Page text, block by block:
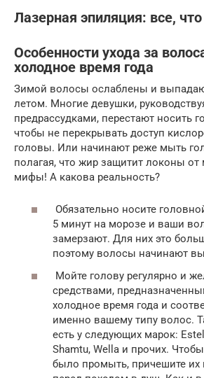
Лазерная эпиляция: все,
Особенности ухода за
холодное время года
Зимой волосы ослаблены и
летом. Многие девушки,
предрассудками, перестают носить
чтобы не перекрывать доступ
головы. Или начинают реже мыть
полагая, что жир защитит локоны от
мифы! А какова реальность?
Обязательно носите
5 минут на морозе и ваши
замерзают. Для них это
поэтому волосы начинают
Мойте голову регулярно и
средствами,
холодное время года и
именно вашему типу волос.
есть у следующих марок:
Shamtu, Wella и прочих.
было промыть, причешите их